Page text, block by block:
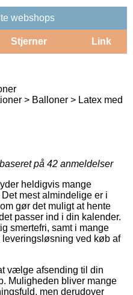
webshops
Stjerner Link
> Balloner > Latex med
på 42 anmeldelser
heldigvis mange
mest almindelige er i
gør det muligt at hente
passer ind i din kalender.
smertefri, samt i mange
ved køb af
vælge afsending til din
Muligheden bliver mange
men derudover